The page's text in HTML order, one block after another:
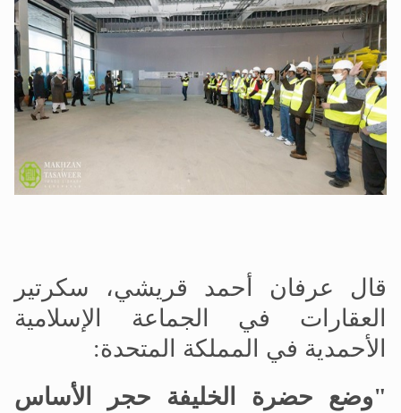
قال عرفان أحمد قريشي، سكرتير
العقارات في الجماعة الإسلامية
الأحمدية في المملكة المتحدة:
"وضع حضرة الخليفة حجر الأساس